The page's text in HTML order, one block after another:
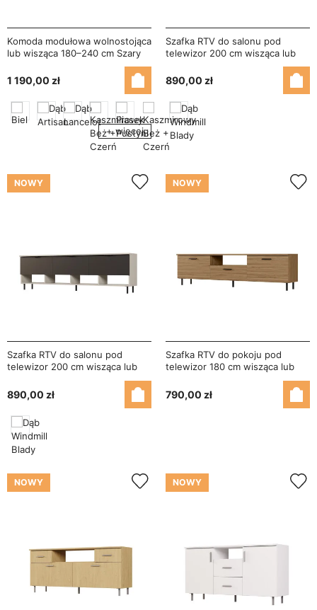
Komoda modułowa wolnostojąca
lub wisząca 180–240 cm Szary
Jasny / Błękit Ciemny – Multi
Smart
1 190,00 zł
+ więcej
Szafka RTV do salonu pod
telewizor 200 cm wisząca lub
stojąca Dąb Windmill Pale - Alto
890,00 zł
NOWY
Szafka RTV do salonu pod
telewizor 200 cm wisząca lub
Czarny Onyx - Alto
890,00 zł
NOWY
Szafka RTV do pokoju pod
telewizor 180 cm wisząca lub
790,00 zł
NOWY NOWY